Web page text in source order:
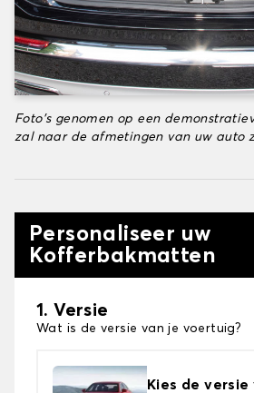
Foto's genomen op een
zal naar de afmetingen van uw auto
Personaliseer uw
Kofferbakmatten
1. Versie
Wat is de versie van je voertuig?
Kies de versie